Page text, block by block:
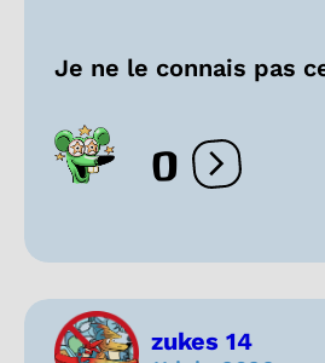
Je ne le connais pas
0 Ouvrir les
zukes 14